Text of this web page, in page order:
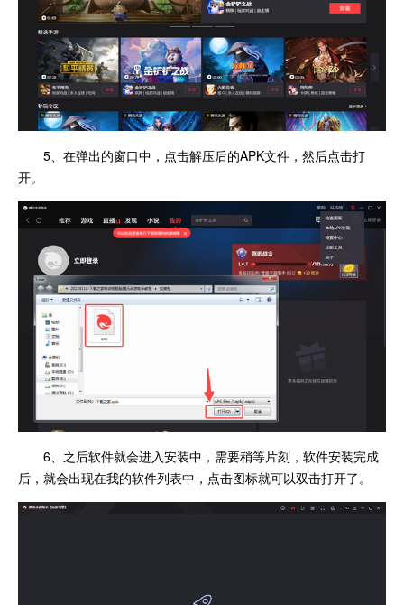
5、在弹出的窗口中，点击解压后的APK文件，然后点击打
开。
6、之后软件就会进入安装中，需要稍等片刻，软件安装完成
后，就会出现在我的软件列表中，点击图标就可以双击打开了。